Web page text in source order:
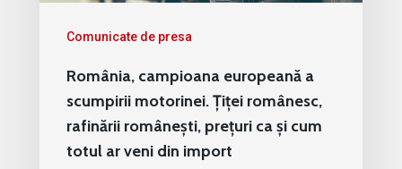
Comunicate de presa
România, campioana europeană a
scumpirii motorinei. Țiței românesc,
rafinării românești, prețuri ca și cum
totul ar veni din import